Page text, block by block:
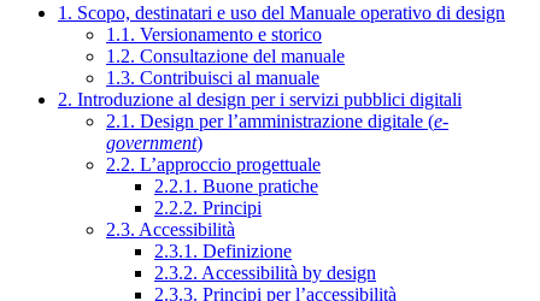
1. Scopo, destinatari e uso del Manuale operativo di design
1.1. Versionamento e storico
1.2. Consultazione del manuale
1.3. Contribuisci al manuale
2. Introduzione al design per i servizi pubblici digitali
2.1. Design per l’amministrazione digitale (e-
government)
2.2. L’approccio progettuale
2.2.1. Buone pratiche
2.2.2. Principi
2.3. Accessibilità
2.3.1. Definizione
2.3.2. Accessibilità by design
2.3.3. Principi per l’accessibilità